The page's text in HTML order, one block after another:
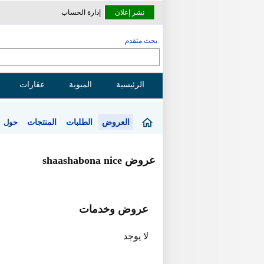
نشر إعلان إدارة الحساب
بحث متقدم
الرئيسية المبوبة عقارات
العروض الطلبات المنتجات حول
عروض shaashabona nice
عروض وخدمات
لا يوجد